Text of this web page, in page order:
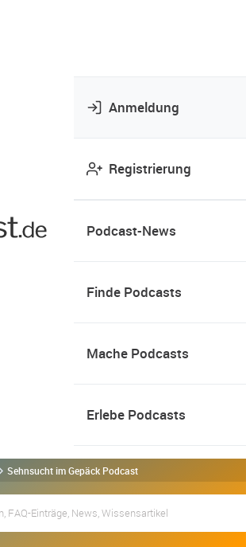
Anmeldung
Registrierung
Podcast-News
Finde Podcasts
Mache Podcasts
Erlebe Podcasts
Sehnsucht im Gepäck Podcast